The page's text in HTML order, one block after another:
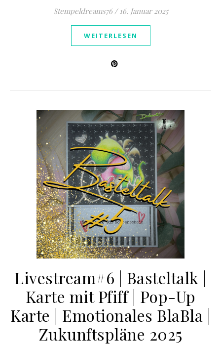
Stempeldreams76 / 16. Januar 2025
WEITERLESEN
Livestream#6 | Basteltalk |
Karte mit Pfiff | Pop-Up
Karte | Emotionales BlaBla |
Zukunftspläne 2025